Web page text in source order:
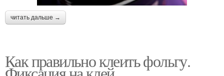
читать дальше →
Как правильно клеить фольгу.